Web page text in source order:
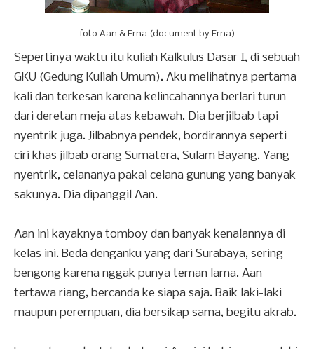
foto Aan & Erna (document by Erna)
Sepertinya waktu itu kuliah Kalkulus Dasar I, di sebuah
GKU (Gedung Kuliah Umum). Aku melihatnya pertama
kali dan terkesan karena kelincahannya berlari turun
dari deretan meja atas kebawah. Dia berjilbab tapi
nyentrik juga. Jilbabnya pendek, bordirannya seperti
ciri khas jilbab orang Sumatera, Sulam Bayang. Yang
nyentrik, celananya pakai celana gunung yang banyak
sakunya. Dia dipanggil Aan.
Aan ini kayaknya tomboy dan banyak kenalannya di
kelas ini. Beda denganku yang dari Surabaya, sering
bengong karena nggak punya teman lama. Aan
tertawa riang, bercanda ke siapa saja. Baik laki-laki
maupun perempuan, dia bersikap sama, begitu akrab.